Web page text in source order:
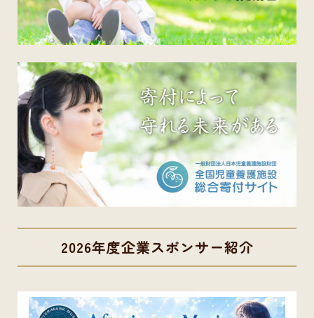
2026年度企業スポンサー紹介